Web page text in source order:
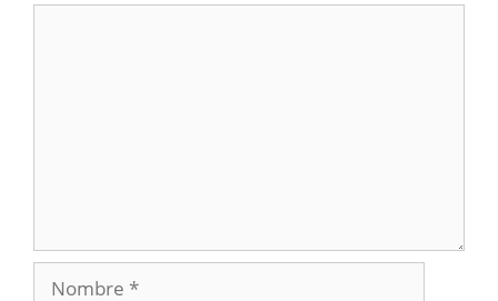
Nombre